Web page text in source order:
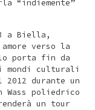
“indiemente”
a Biella,
verso la
porta fin da
mondi culturali
durante un
Wass poliedrico
un tour